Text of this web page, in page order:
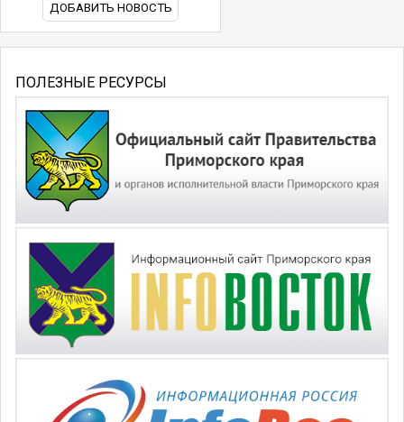
ДОБАВИТЬ НОВОСТЬ
ПОЛЕЗНЫЕ РЕСУРСЫ